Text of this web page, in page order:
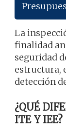
La
finalidad
seguridad
estructura,
detección
¿QUÉ
ITE Y IEE?